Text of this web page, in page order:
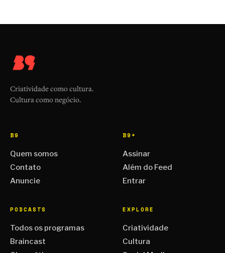
Criatividade como cultura.
Cultura como negócio.
B9
Quem somos
Contato
Anuncie
B9+
Assinar
Além do Feed
Entrar
PODCASTS
Todos os programas
Braincast
EXPLORE
Criatividade
Cultura